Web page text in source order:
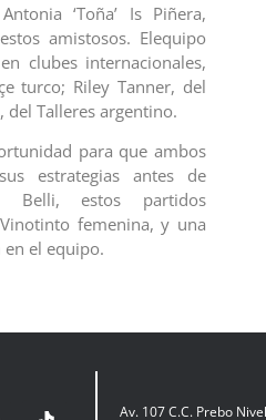
‘Toña’ Is Piñera,
amistosos. Elequipo
clubes internacionales,
turco; Riley Tanner, del
del Talleres argentino.
para que ambos
estrategias antes de
Belli, estos partidos
femenina, y una
el equipo.
Av. 107 C.C. Prebo